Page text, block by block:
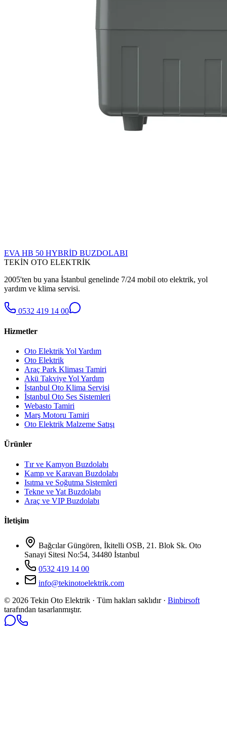
EVA HB 50 HYBRİD BUZDOLABI
TEKİN OTO ELEKTRİK
2005'ten bu yana İstanbul genelinde 7/24 mobil oto elektrik, yol
yardım ve klima servisi.
0532 419 14 00
Hizmetler
Oto Elektrik Yol Yardım
Oto Elektrik
Araç Park Kliması Tamiri
Akü Takviye Yol Yardım
İstanbul Oto Klima Servisi
İstanbul Oto Ses Sistemleri
Webasto Tamiri
Marş Motoru Tamiri
Oto Elektrik Malzeme Satışı
Ürünler
Tır ve Kamyon Buzdolabı
Kamp ve Karavan Buzdolabı
Isıtma ve Soğutma Sistemleri
Tekne ve Yat Buzdolabı
Araç ve VIP Buzdolabı
İletişim
Bağcılar Güngören, İkitelli OSB, 21. Blok Sk. Oto
Sanayi Sitesi No:54, 34480 İstanbul
0532 419 14 00
info@tekinotoelektrik.com
© 2026 Tekin Oto Elektrik · Tüm hakları saklıdır · Binbirsoft
tarafından tasarlanmıştır.